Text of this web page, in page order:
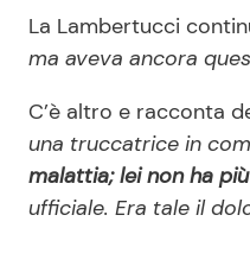
La Lambertucci
ma aveva ancora
C’è altro e racconta
una truccatrice in
malattia; lei non ha
ufficiale. Era tale il